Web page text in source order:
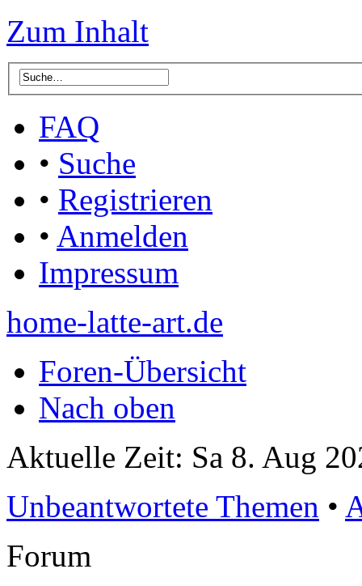
Zum Inhalt
FAQ
• Suche
• Registrieren
• Anmelden
Impressum
home-latte-art.de
Foren-Übersicht
Nach oben
Aktuelle Zeit: Sa 8. Aug
Unbeantwortete Themen •
Forum